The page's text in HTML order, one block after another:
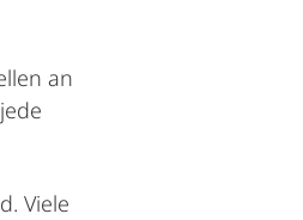
an
Viele